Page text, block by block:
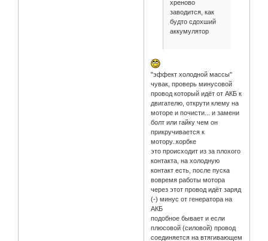
хреново
заводится, как
будто сдохший
аккумулятор
"эффект холодной массы"
чувак, проверь минусовой
провод который идёт от АКБ к
двигателю, открути клему на
моторе и почисти... и замени
болт или гайку чем он
прикручивается к
мотору..корбке
это происходит из за плохого
контакта, на холодную
контакт есть, после пуска
вовремя работы мотора
через этот провод идёт заряд
(-) минус от генератора на
АКБ
подобное бывает и если
плюсовой (силовой) провод
соединяется на втягивающем